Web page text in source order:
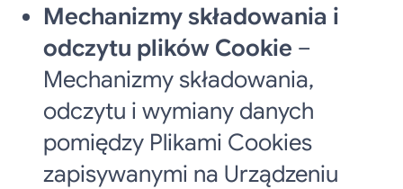
Mechanizmy składowania i
odczytu plików Cookie –
Mechanizmy składowania,
odczytu i wymiany danych
pomiędzy Plikami Cookies
zapisywanymi na Urządzeniu